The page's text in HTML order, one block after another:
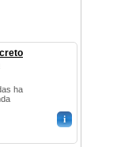
ha
i